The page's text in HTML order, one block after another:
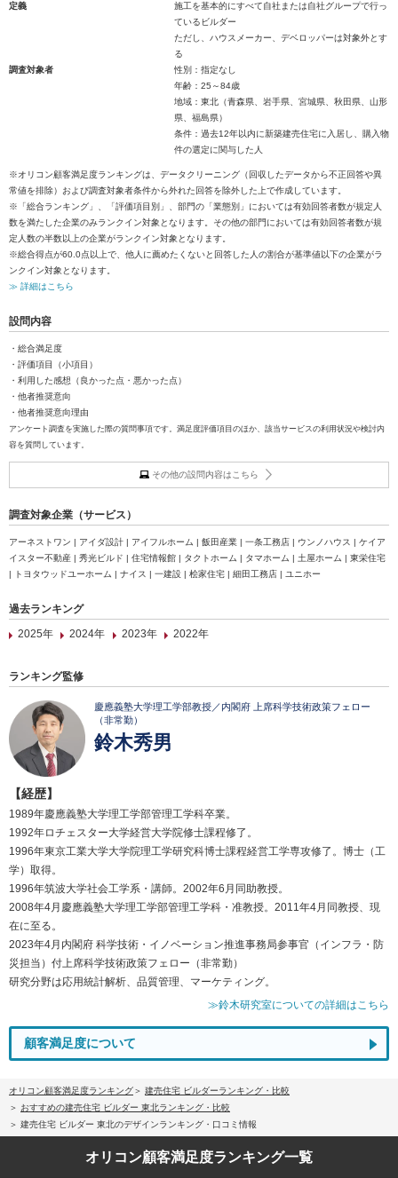
定義
施工を基本的にすべて自社または自社グループで行っ
ているビルダー
ただし、ハウスメーカー、デベロッパーは対象外とす
る
調査対象者
性別：指定なし
年齢：25～84歳
地域：東北（青森県、岩手県、宮城県、秋田県、山形
県、福島県）
条件：過去12年以内に新築建売住宅に入居し、購入物
件の選定に関与した人
※オリコン顧客満足度ランキングは、データクリーニング（回収したデータから不正回答や異
常値を排除）および調査対象者条件から外れた回答を除外した上で作成しています。
※「総合ランキング」、「評価項目別」、部門の「業態別」においては有効回答者数が規定人
数を満たした企業のみランクイン対象となります。その他の部門においては有効回答者数が規
定人数の半数以上の企業がランクイン対象となります。
※総合得点が60.0点以上で、他人に薦めたくないと回答した人の割合が基準値以下の企業がラ
ンクイン対象となります。
≫ 詳細はこちら
設問内容
・総合満足度
・評価項目（小項目）
・利用した感想（良かった点・悪かった点）
・他者推奨意向
・他者推奨意向理由
アンケート調査を実施した際の質問事項です。満足度評価項目のほか、該当サービスの利用状況や検討内
容を質問しています。
その他の設問内容はこちら
調査対象企業（サービス）
アーネストワン | アイダ設計 | アイフルホーム | 飯田産業 | 一条工務店 | ウンノハウス | ケイア
イスター不動産 | 秀光ビルド | 住宅情報館 | タクトホーム | タマホーム | 土屋ホーム | 東栄住宅
| トヨタウッドユーホーム | ナイス | 一建設 | 桧家住宅 | 細田工務店 | ユニホー
過去ランキング
2025年
2024年 2023年 2022年
ランキング監修
慶應義塾大学理工学部教授／内閣府 上席科学技術政策フェロー
（非常勤）
鈴木秀男
【経歴】
1989年慶應義塾大学理工学部管理工学科卒業。
1992年ロチェスター大学経営大学院修士課程修了。
1996年東京工業大学大学院理工学研究科博士課程経営工学専攻修了。博士（工
学）取得。
1996年筑波大学社会工学系・講師。2002年6月同助教授。
2008年4月慶應義塾大学理工学部管理工学科・准教授。2011年4月同教授、現
在に至る。
2023年4月内閣府 科学技術・イノベーション推進事務局参事官（インフラ・防
災担当）付上席科学技術政策フェロー（非常勤）
研究分野は応用統計解析、品質管理、マーケティング。
≫鈴木研究室についての詳細はこちら
顧客満足度について
オリコン顧客満足度ランキング
建売住宅 ビルダーランキング・比較
おすすめの建売住宅 ビルダー 東北ランキング・比較
建売住宅 ビルダー 東北のデザインランキング・口コミ情報
オリコン顧客満足度ランキング一覧